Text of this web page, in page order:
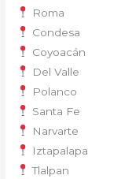
Roma
Condesa
Coyoacán
Del Valle
Polanco
Santa Fe
Narvarte
Iztapalapa
Tlalpan